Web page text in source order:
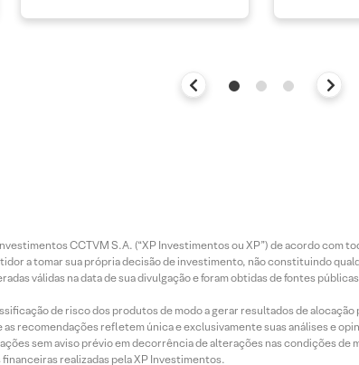
CCTVM S.A. (“XP Investimentos ou XP”) de acordo com
a tomar sua própria decisão de investimento, não constituindo
válidas na data de sua divulgação e foram obtidas de fontes
de risco dos produtos de modo a gerar resultados de alocação
recomendações refletem única e exclusivamente suas análises e
sem aviso prévio em decorrência de alterações nas condições
realizadas pela XP Investimentos.